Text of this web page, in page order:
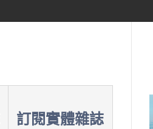
訂閱實體雜誌